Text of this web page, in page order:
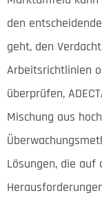
den
geht, den
Arbeitsrichtlinien
überprüfen,
Mischung aus
Lösungen, die auf